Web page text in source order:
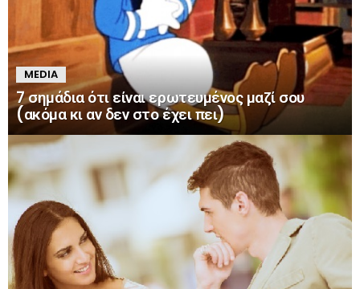
MEDIA
7 σημάδια ότι είναι ερωτευμένος μαζί σου
(ακόμα κι αν δεν στο έχει πει)